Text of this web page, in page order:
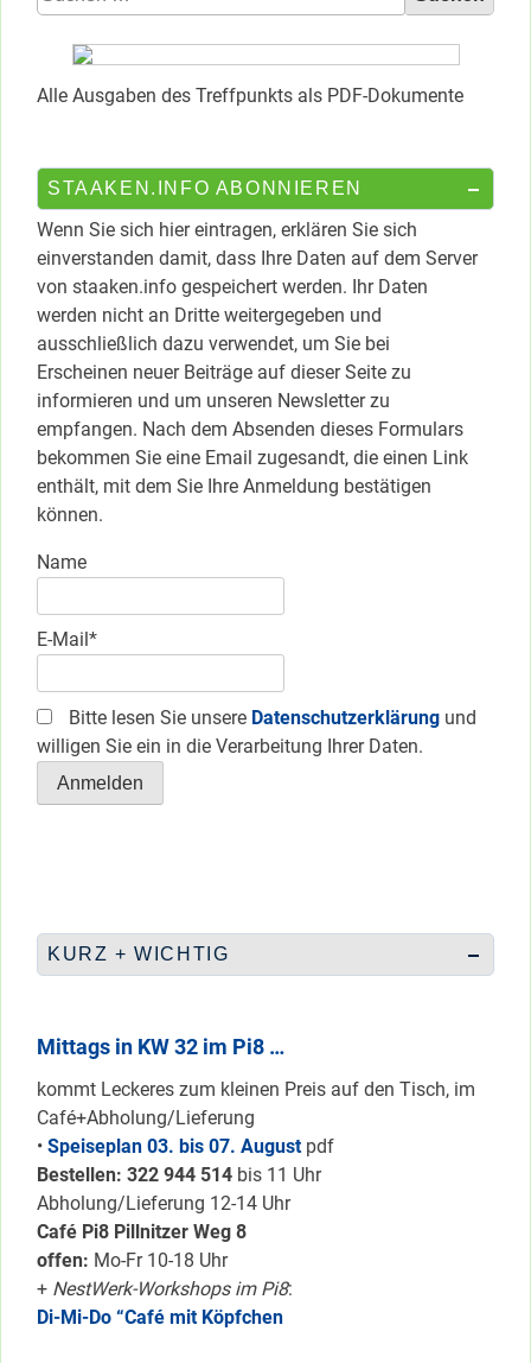
nach:
Alle Ausgaben des Treffpunkts als PDF-Dokumente
STAAKEN.INFO ABONNIEREN
Wenn Sie sich hier eintragen, erklären Sie sich
einverstanden damit, dass Ihre Daten auf dem Server
von staaken.info gespeichert werden. Ihr Daten
werden nicht an Dritte weitergegeben und
ausschließlich dazu verwendet, um Sie bei
Erscheinen neuer Beiträge auf dieser Seite zu
informieren und um unseren Newsletter zu
empfangen. Nach dem Absenden dieses Formulars
bekommen Sie eine Email zugesandt, die einen Link
enthält, mit dem Sie Ihre Anmeldung bestätigen
können.
Name
E-Mail*
Bitte lesen Sie unsere Datenschutzerklärung und
willigen Sie ein in die Verarbeitung Ihrer Daten.
KURZ + WICHTIG
Mittags in KW 32 im Pi8 …
kommt Leckeres zum kleinen Preis auf den Tisch, im
Café+Abholung/Lieferung
• Speiseplan 03. bis 07. August pdf
Bestellen: 322 944 514 bis 11 Uhr
Abholung/Lieferung 12-14 Uhr
Café Pi8 Pillnitzer Weg 8
offen: Mo-Fr 10-18 Uhr
+ NestWerk-Workshops im Pi8:
Di-Mi-Do “Café mit Köpfchen